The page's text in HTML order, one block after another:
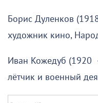
Борис Дуленков
художник кино,
Иван Кожедуб (1920
лётчик и военный